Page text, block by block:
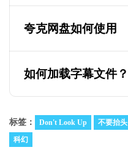
夸克网盘如何使用
如何加载字幕文件？
标签： Don't Look Up 不要抬头
科幻